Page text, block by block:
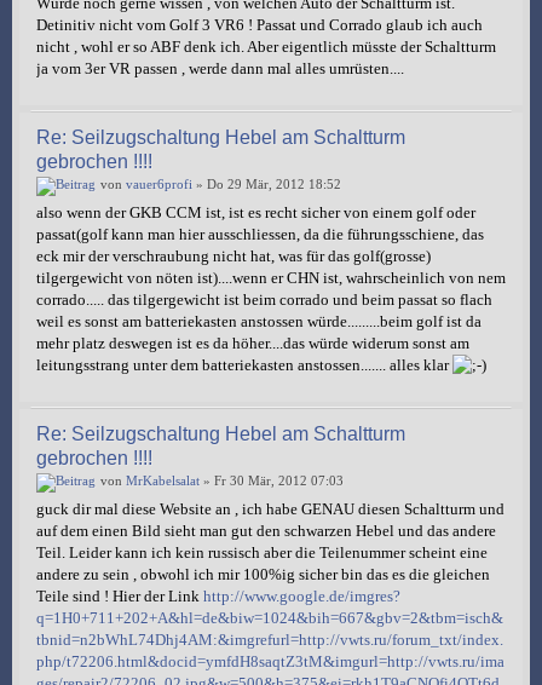
Detinitiv nicht vom Golf 3 VR6 ! Passat und Corrado glaub ich auch
nicht , wohl er so ABF denk ich. Aber eigentlich müsste der Schaltturm
ja vom 3er VR passen , werde dann mal alles umrüsten....
Re: Seilzugschaltung Hebel am Schaltturm
gebrochen !!!!
von vauer6profi » Do 29 Mär, 2012 18:52
also wenn der GKB CCM ist, ist es recht sicher von einem golf oder
passat(golf kann man hier ausschliessen, da die führungsschiene, das
eck mir der verschraubung nicht hat, was für das golf(grosse)
tilgergewicht von nöten ist)....wenn er CHN ist, wahrscheinlich von nem
corrado..... das tilgergewicht ist beim corrado und beim passat so flach
weil es sonst am batteriekasten anstossen würde.........beim golf ist da
mehr platz deswegen ist es da höher....das würde widerum sonst am
leitungsstrang unter dem batteriekasten anstossen....... alles klar
Re: Seilzugschaltung Hebel am Schaltturm
gebrochen !!!!
von MrKabelsalat » Fr 30 Mär, 2012 07:03
guck dir mal diese Website an , ich habe GENAU diesen Schaltturm und
auf dem einen Bild sieht man gut den schwarzen Hebel und das andere
Teil. Leider kann ich kein russisch aber die Teilenummer scheint eine
andere zu sein , obwohl ich mir 100%ig sicher bin das es die gleichen
Teile sind ! Hier der Link http://www.google.de/imgres?
q=1H0+711+202+A&hl=de&biw=1024&bih=667&gbv=2&tbm=isch&
tbnid=n2bWhL74Dhj4AM:&imgrefurl=http://vwts.ru/forum_txt/index.
php/t72206.html&docid=ymfdH8saqtZ3tM&imgurl=http://vwts.ru/ima